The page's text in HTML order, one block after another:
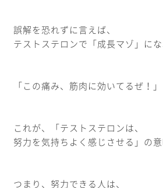
誤解を恐れずに言えば、
テストステロンで「成長マゾ」にな
「この痛み、筋肉に効いてるぜ！」
これが、「テストステロンは、
努力を気持ちよく感じさせる」の意
つまり、努力できる人は、